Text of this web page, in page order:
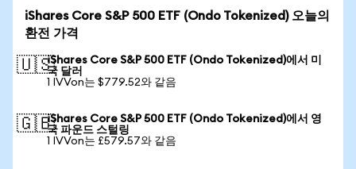
iShares Core S&P 500 ETF (Ondo Tokenized) 오늘의
환전 가격
🇺🇸iShares Core S&P 500 ETF (Ondo Tokenized)에서 미
국 달러
1 IVVon는 $779.52와 같음
🇬🇧iShares Core S&P 500 ETF (Ondo Tokenized)에서 영
국 파운드 스털링
1 IVVon는 £579.57와 같음